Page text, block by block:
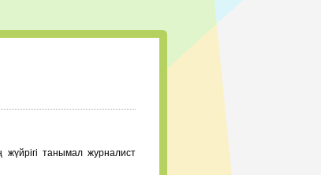
танымал журналист